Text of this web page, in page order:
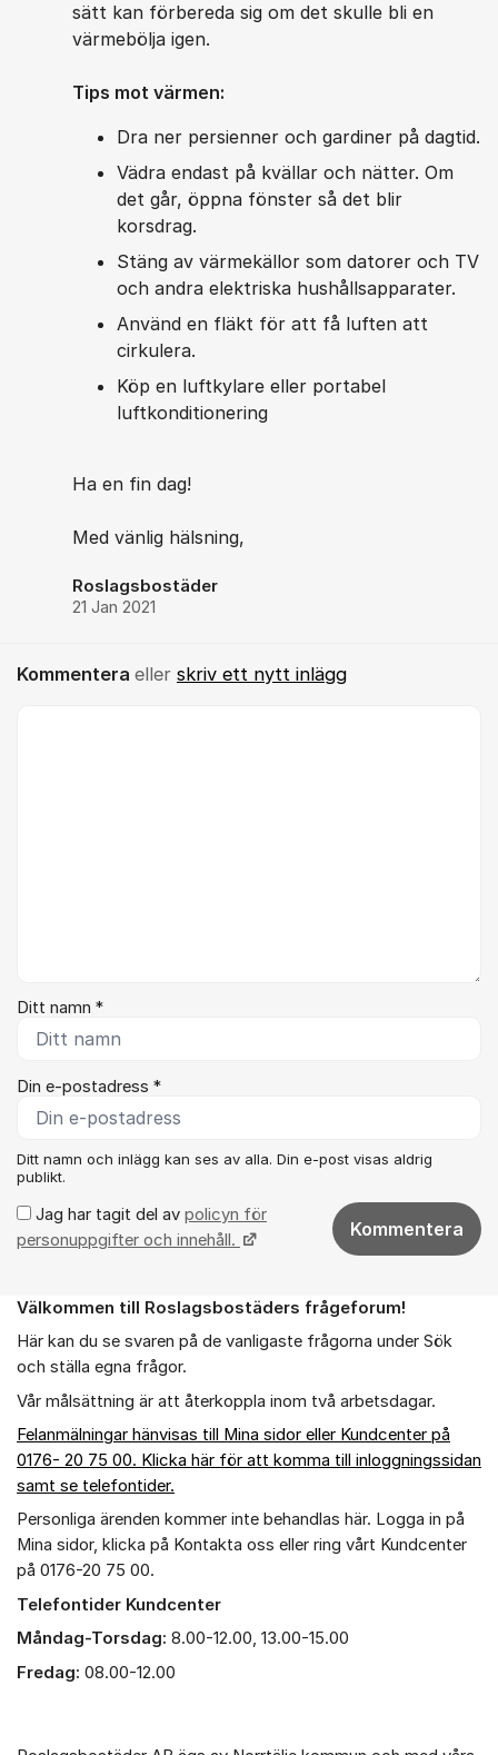
sätt kan förbereda sig om det skulle bli en
värmebölja igen.
Tips mot värmen:
Dra ner persienner och gardiner på dagtid.
Vädra endast på kvällar och nätter. Om
det går, öppna fönster så det blir
korsdrag.
Stäng av värmekällor som datorer och TV
och andra elektriska hushållsapparater.
Använd en fläkt för att få luften att
cirkulera.
Köp en luftkylare eller portabel
luftkonditionering
Ha en fin dag!
Med vänlig hälsning,
Roslagsbostäder
21 Jan 2021
Kommentera eller skriv ett nytt inlägg
Ditt namn *
Din e-postadress *
Ditt namn och inlägg kan ses av alla. Din e-post visas aldrig
publikt.
Jag har tagit del av policyn för
personuppgifter och innehåll.
Kommentera
Om forumet
Välkommen till Roslagsbostäders frågeforum!
Här kan du se svaren på de vanligaste frågorna under Sök
och ställa egna frågor.
Vår målsättning är att återkoppla inom två arbetsdagar.
Felanmälningar hänvisas till Mina sidor eller Kundcenter på
0176- 20 75 00. Klicka här för att komma till inloggningssidan
samt se telefontider.
Personliga ärenden kommer inte behandlas här. Logga in på
Mina sidor, klicka på Kontakta oss eller ring vårt Kundcenter
på 0176-20 75 00.
Telefontider Kundcenter
Måndag-Torsdag: 8.00-12.00, 13.00-15.00
Fredag: 08.00-12.00